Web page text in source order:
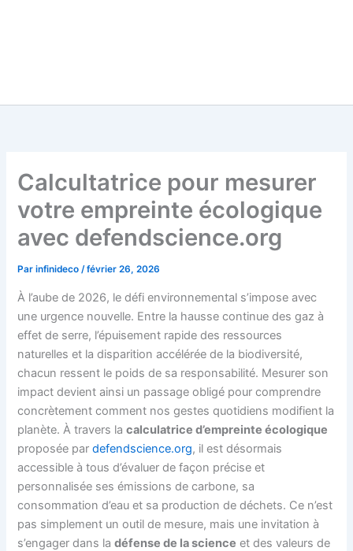
Calcultatrice pour mesurer
votre empreinte écologique
avec defendscience.org
Parinfinideco/février 26, 2026
À l’aube de 2026, le défi environnemental s’impose avec
une urgence nouvelle. Entre la hausse continue des gaz à
effet de serre, l’épuisement rapide des ressources
naturelles et la disparition accélérée de la biodiversité,
chacun ressent le poids de sa responsabilité. Mesurer son
impact devient ainsi un passage obligé pour comprendre
concrètement comment nos gestes quotidiens modifient la
planète. À travers lacalculatrice d’empreinte écologique
proposée pardefendscience.org, il est désormais
accessible à tous d’évaluer de façon précise et
personnalisée ses émissions de carbone, sa
consommation d’eau et sa production de déchets. Ce n’est
pas simplement un outil de mesure, mais une invitation à
s’engager dans ladéfense de la science et des valeurs de